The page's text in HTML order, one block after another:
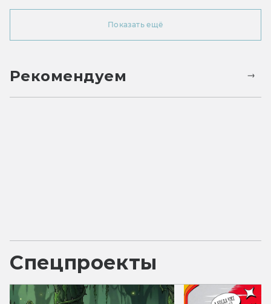
Показать ещё
Рекомендуем
Спецпроекты